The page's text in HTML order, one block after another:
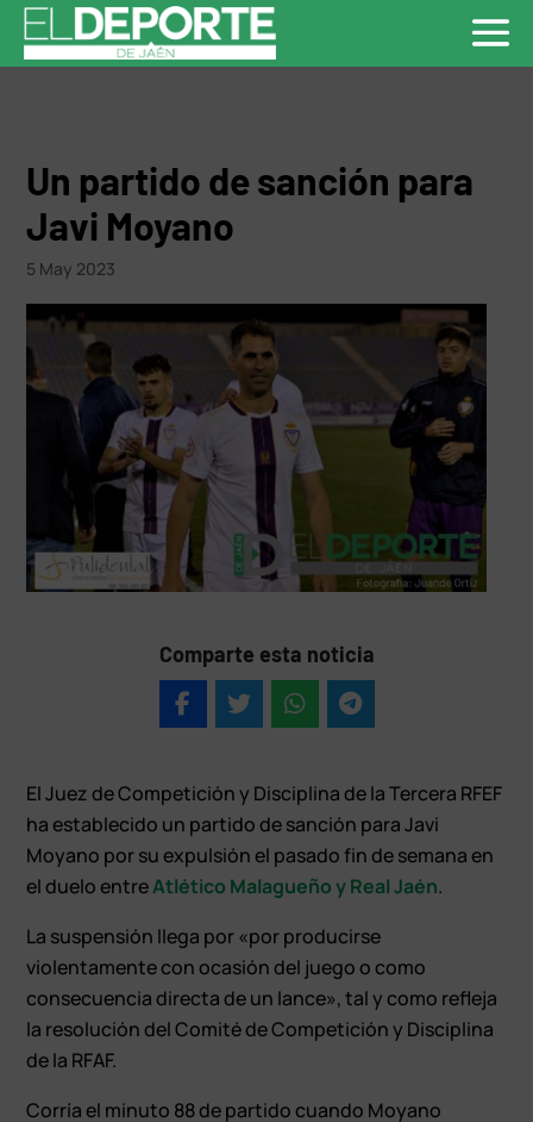
Un partido de sanción para
Javi Moyano
5 May 2023
Comparte esta noticia
El Juez de Competición y Disciplina de la Tercera RFEF
ha establecido un partido de sanción para Javi
Moyano por su expulsión el pasado fin de semana en
el duelo entreAtlético Malagueño y Real Jaén.
La suspensión llega por «por producirse
violentamente con ocasión del juego o como
consecuencia directa de un lance», tal y como refleja
la resolución del Comité de Competición y Disciplina
de la RFAF.
Corría el minuto 88 de partido cuando Moyano